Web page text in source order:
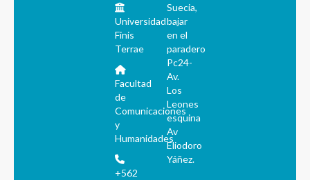
Universidad
Finis
Terrae
Facultad
de
Comunicaciones
y
Humanidades
+562
Suecia,
bajar
en el
paradero
Pc24-
Av.
Los
Leones
esquina
Av
Eliodoro
Yáñez.